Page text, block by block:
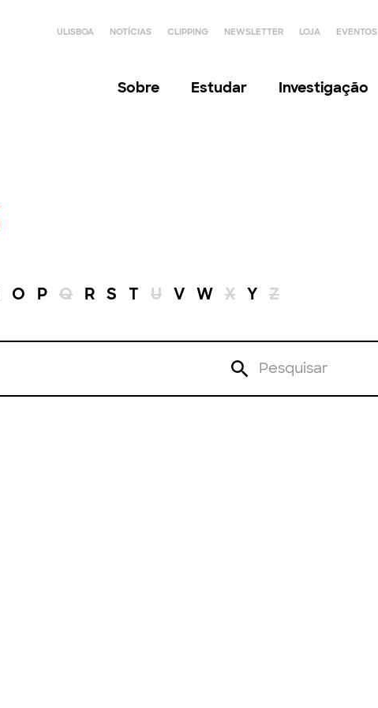
ULISBOA NOTÍCIAS CLIPPING NEWSLETTER LOJA EVENTOS
Sobre Estudar Investigação
O P Q R S T U V W X Y Z